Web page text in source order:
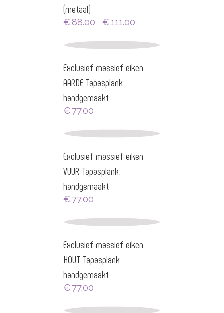
(metaal)
€ 88.00 - €111.00Prijsklasse:
tot
€111.00
Exclusief massief eiken
AARDE Tapasplank,
handgemaakt
€ 77.00
Exclusief massief eiken
VUUR Tapasplank,
handgemaakt
€ 77.00
Exclusief massief eiken
HOUT Tapasplank,
handgemaakt
€ 77.00